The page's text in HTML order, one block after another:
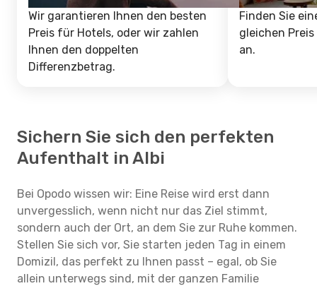
Wir garantieren Ihnen den besten
Preis für Hotels, oder wir zahlen
Ihnen den doppelten
Differenzbetrag.
Finden Sie
gleichen
an.
Sichern Sie sich den perfekten
Aufenthalt in Albi
Bei Opodo wissen wir: Eine Reise wird erst dann
unvergesslich, wenn nicht nur das Ziel stimmt,
sondern auch der Ort, an dem Sie zur Ruhe kommen.
Stellen Sie sich vor, Sie starten jeden Tag in einem
Domizil, das perfekt zu Ihnen passt – egal, ob Sie
allein unterwegs sind, mit der ganzen Familie